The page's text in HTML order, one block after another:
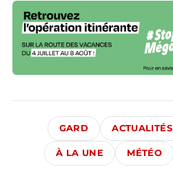
GARD ACTUALITÉS
À LA UNE MÉTÉO